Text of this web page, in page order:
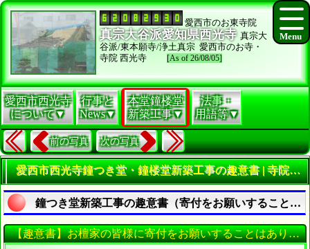
愛西市のお東寺院
真宗大谷派愛知県西光寺 真宗大
谷派/東本願寺/浄土真宗 愛西市のお寺・
寺院 西光寺
[As of 26/08/05]
愛西市西光寺
について▼
行事と
News▼
本堂鐘楼堂
新築工事▼
法事・
用語等▼
前の写真 次の写真
愛西市西光寺鐘つき堂・鐘楼堂新築工事の趣意書 | 寺院・お寺の建築工事履歴写真
鐘つき堂新築工事の趣意書（寄付をお願いすることはありません）
【趣意書】お檀家の皆様に寄付をお願いすることはありません